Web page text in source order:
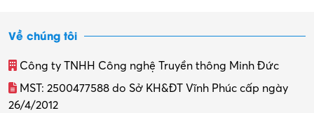
Về chúng tôi
Công ty TNHH Công nghệ Truyền thông Minh Đức
MST: 2500477588 do Sở KH&ĐT Vĩnh Phúc cấp ngày
26/4/2012